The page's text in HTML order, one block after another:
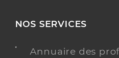
NOS SERVICES
Annuaire des